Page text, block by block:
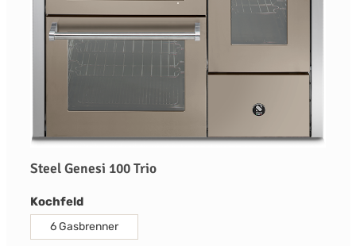
Steel Genesi 100 Trio
Kochfeldauswählen
6 Gasbrenner